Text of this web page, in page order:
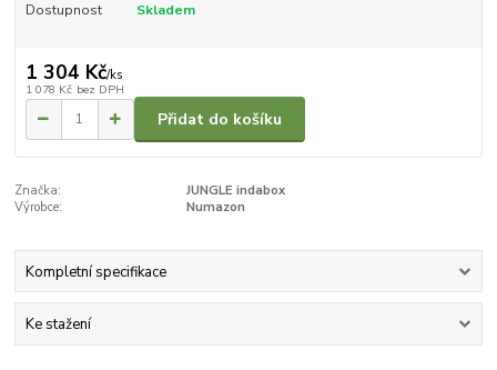
Dostupnost Skladem
1 304 Kč/ks
1 078 Kč bez DPH
Přidat do košíku
Značka:
JUNGLE indabox
Výrobce:
Numazon
Kompletní specifikace
Ke stažení